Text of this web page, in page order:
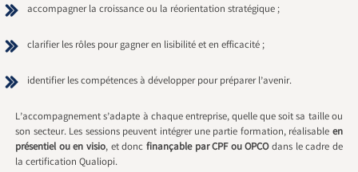
accompagner la croissance ou la réorientation stratégique ;
clarifier les rôles pour gagner en lisibilité et en efficacité ;
identifier les compétences à développer pour préparer l’avenir.
L’accompagnement s’adapte à chaque entreprise, quelle que soit sa taille ou
son secteur. Les sessions peuvent intégrer une partie formation, réalisable en
présentiel ou en visio, et donc finançable par CPF ou OPCOdans le cadre de
la certification Qualiopi.